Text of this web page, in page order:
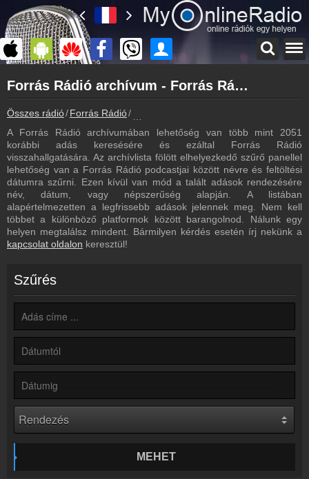
myonlineradio.hu
Forrás Rádió
Vissza a Forrás Rádió oldalára
Bejelentkezés
Hozz létre saját fiókot!
Frekvenciák
Forrás Rádió frekvencia
Műsorújság
Forrás Rádió műsorai
Hírek
Kapcsolat
Írj nekünk!
Partnerek
Rádiós partnerek
Ágyazd be weboldaladba
Készítés lépésről lépésre
Forrás Rádió archívum - Forrás Rádió podcasts - Forrás Rádió visszahallgatás
Összes rádió Forrás Rádió
A Forrás Rádió archívumában lehetőség van több mint 2051
korábbi adás keresésére és ezáltal Forrás Rádió
visszahallgatására. Az archívlista fölött elhelyezkedő szűrő panellel
lehetőség van a Forrás Rádió podcastjai között névre és feltöltési
dátumra szűrni. Ezen kívül van mód a talált adások rendezésére
név, dátum, vagy népszerűség alapján. A listában
alapértelmezetten a legfrissebb adások jelennek meg. Nem kell
többet a különböző platformok között barangolnod. Nálunk egy
helyen megtalálsz mindent. Bármilyen kérdés esetén írj nekünk a
kapcsolat oldalon keresztül!
Szűrés
MEHET